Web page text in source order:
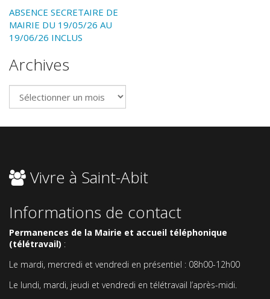
ABSENCE SECRETAIRE DE
MAIRIE DU 19/05/26 AU
19/06/26 INCLUS
Archives
Archives
Vivre à Saint-Abit
Informations de contact
Permanences de la Mairie et accueil téléphonique
(télétravail) :
Le mardi, mercredi et vendredi en présentiel : 08h00-12h00
Le lundi, mardi, jeudi et vendredi en télétravail l’après-midi.